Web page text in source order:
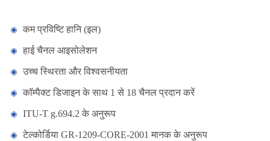
कम प्रविष्टि हानि (इल)
हाई चैनल आइसोलेशन
उच्च स्थिरता और विश्वसनीयता
कॉम्पैक्ट डिजाइन के साथ 1 से 18 चैनल प्रदान करें
ITU-T g.694.2 के अनुरूप
टेल्कोर्डिया GR-1209-CORE-2001 मानक के अनुरूप